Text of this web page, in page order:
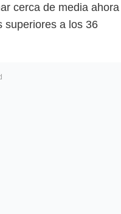
cerca de media ahora
superiores a los 36